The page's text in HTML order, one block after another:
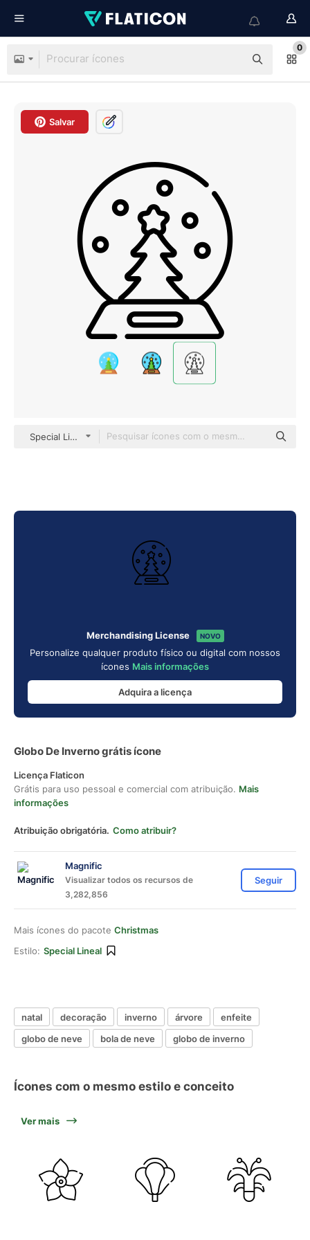
0
Salvar
Special Lineal
Merchandising License NOVO
Personalize qualquer produto físico ou digital com nossos
ícones Mais informações
Adquira a licença
Globo De Inverno grátis ícone
Licença Flaticon
Grátis para uso pessoal e comercial com atribuição. Mais
informações
Atribuição obrigatória. Como atribuir?
Magnific
Visualizar todos os recursos de
3,282,856
Seguir
Mais ícones do pacote Christmas
Estilo: Special Lineal
natal decoração inverno árvore
enfeite
globo de neve
bola de neve globo de inverno
Ícones com o mesmo estilo e conceito
Ver mais